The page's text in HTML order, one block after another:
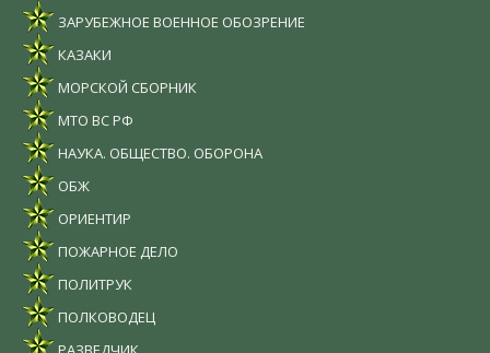
ЗАРУБЕЖНОЕ ВОЕННОЕ ОБОЗРЕНИЕ
КАЗАКИ
МОРСКОЙ СБОРНИК
МТО ВС РФ
НАУКА. ОБЩЕСТВО. ОБОРОНА
ОБЖ
ОРИЕНТИР
ПОЖАРНОЕ ДЕЛО
ПОЛИТРУК
ПОЛКОВОДЕЦ